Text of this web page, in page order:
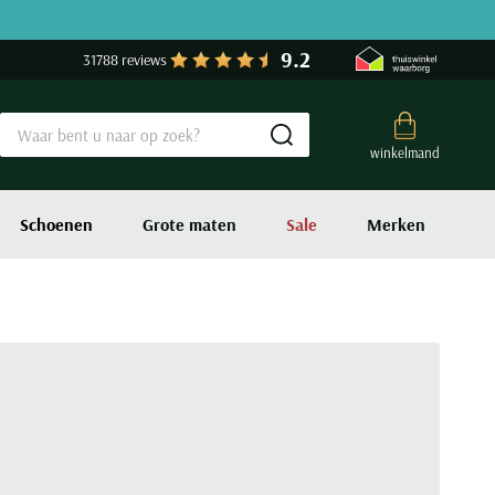
31788 reviews 9.2
winkelmand
Submit search
Schoenen Grote maten Sale Merken